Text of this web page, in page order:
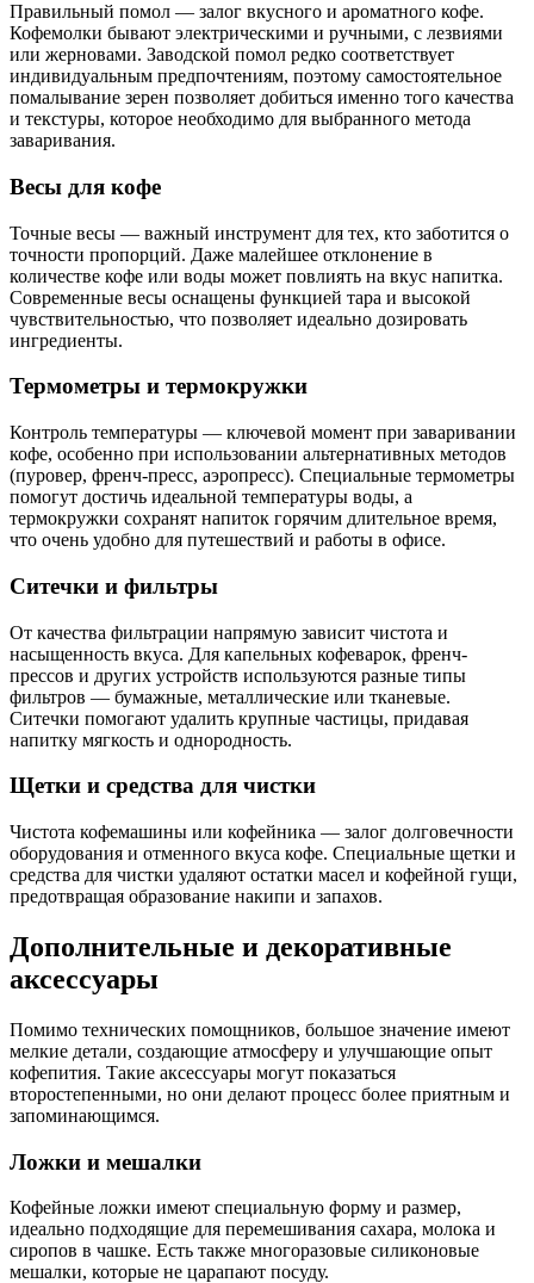
Правильный помол — залог вкусного и ароматного кофе.
Кофемолки бывают электрическими и ручными, с лезвиями
или жерновами. Заводской помол редко соответствует
индивидуальным предпочтениям, поэтому самостоятельное
помалывание зерен позволяет добиться именно того качества
и текстуры, которое необходимо для выбранного метода
заваривания.
Весы для кофе
Точные весы — важный инструмент для тех, кто заботится о
точности пропорций. Даже малейшее отклонение в
количестве кофе или воды может повлиять на вкус напитка.
Современные весы оснащены функцией тара и высокой
чувствительностью, что позволяет идеально дозировать
ингредиенты.
Термометры и термокружки
Контроль температуры — ключевой момент при заваривании
кофе, особенно при использовании альтернативных методов
(пуровер, френч-пресс, аэропресс). Специальные термометры
помогут достичь идеальной температуры воды, а
термокружки сохранят напиток горячим длительное время,
что очень удобно для путешествий и работы в офисе.
Ситечки и фильтры
От качества фильтрации напрямую зависит чистота и
насыщенность вкуса. Для капельных кофеварок, френч-
прессов и других устройств используются разные типы
фильтров — бумажные, металлические или тканевые.
Ситечки помогают удалить крупные частицы, придавая
напитку мягкость и однородность.
Щетки и средства для чистки
Чистота кофемашины или кофейника — залог долговечности
оборудования и отменного вкуса кофе. Специальные щетки и
средства для чистки удаляют остатки масел и кофейной гущи,
предотвращая образование накипи и запахов.
Дополнительные и декоративные
аксессуары
Помимо технических помощников, большое значение имеют
мелкие детали, создающие атмосферу и улучшающие опыт
кофепития. Такие аксессуары могут показаться
второстепенными, но они делают процесс более приятным и
запоминающимся.
Ложки и мешалки
Кофейные ложки имеют специальную форму и размер,
идеально подходящие для перемешивания сахара, молока и
сиропов в чашке. Есть также многоразовые силиконовые
мешалки, которые не царапают посуду.